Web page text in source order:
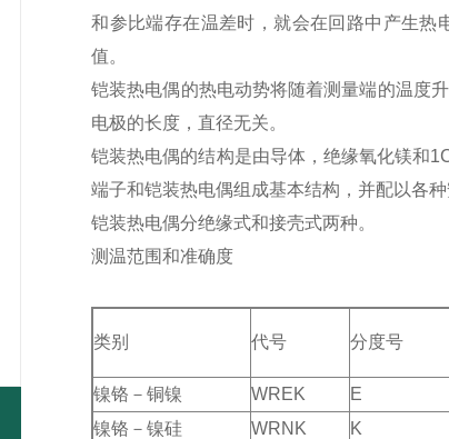
和参比端存在温差时，就会在回路中产生热
值。
铠装热电偶的热电动势将随着测量端的温度
电极的长度，直径无关。
铠装热电偶的结构是由导体，绝缘氧化镁和
端子和铠装热电偶组成基本结构，并配以各种
铠装热电偶分绝缘式和接壳式两种。
测温范围和准确度
类别 代号 分度号
镍铬－铜镍
WREK E
镍铬－镍硅
WRNK K